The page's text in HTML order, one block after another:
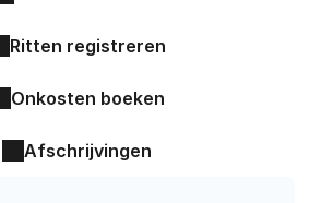
Ritten registreren
Onkosten boeken
Afschrijvingen